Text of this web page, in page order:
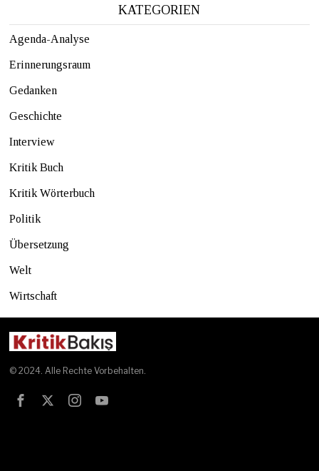
KATEGORIEN
Agenda-Analyse
Erinnerungsraum
Gedanken
Geschichte
Interview
Kritik Buch
Kritik Wörterbuch
Politik
Übersetzung
Welt
Wirtschaft
© 2024. Alle Rechte Vorbehalten.